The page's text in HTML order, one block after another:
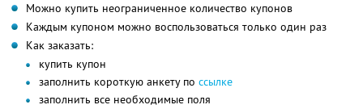
Можно купить неограниченное количество купонов
Каждым купоном можно воспользоваться только один раз
Как заказать:
купить купон
заполнить короткую анкету по ссылке
заполнить все необходимые поля